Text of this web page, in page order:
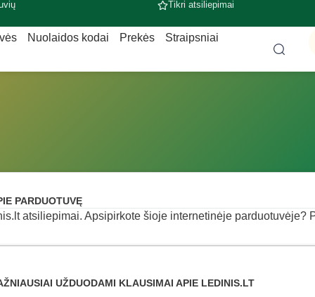
Tikri atsiliepimai
Nuolaidos kodai Prekės Straipsniai
PARDUOTUVĘ
atsiliepimai. Apsipirkote šioje internetinėje parduotuvėje?
UŽDUODAMI KLAUSIMAI APIE LEDINIS.LT